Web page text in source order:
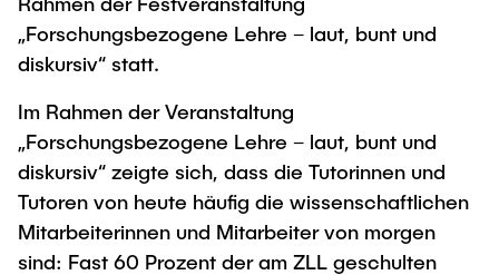
„Forschungsbezogene Lehre – laut, bunt und
diskursiv“ statt.
Im Rahmen der Veranstaltung
„Forschungsbezogene Lehre – laut, bunt und
diskursiv“ zeigte sich, dass die Tutorinnen und
Tutoren von heute häufig die wissenschaftlichen
Mitarbeiterinnen und Mitarbeiter von morgen
sind: Fast 60 Prozent der am ZLL geschulten